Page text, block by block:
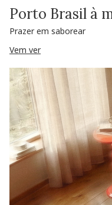
Porto Brasil à
Prazer em saborear
Vem ver